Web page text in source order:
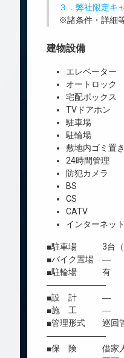
３．弊社限定キ
※諸条件・詳細
建物設備
エレベーター
オートロック
宅配ボックス
TVドアホン
駐車場
駐輪場
敷地内ゴミ置
24時間管理
防犯カメラ
BS
CS
CATV
インターネット
■駐車場 3台（
■バイク置場 ―
■駐輪場 有
―――――――
■設 計 ―
■施 工 ―
■管理形式 巡回
―――――――
■保 険 借家人賠